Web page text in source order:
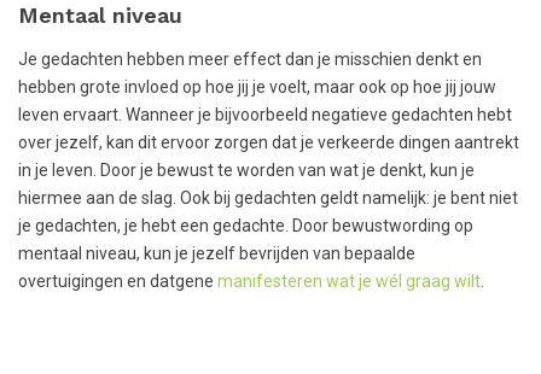
Mentaal niveau
Je gedachten hebben meer effect dan je misschien denkt en
hebben grote invloed op hoe jij je voelt, maar ook op hoe jij jouw
leven ervaart. Wanneer je bijvoorbeeld negatieve gedachten hebt
over jezelf, kan dit ervoor zorgen dat je verkeerde dingen aantrekt
in je leven. Door je bewust te worden van wat je denkt, kun je
hiermee aan de slag. Ook bij gedachten geldt namelijk: je bent niet
je gedachten, je hebt een gedachte. Door bewustwording op
mentaal niveau, kun je jezelf bevrijden van bepaalde
overtuigingen en datgene manifesteren wat je wél graag wilt